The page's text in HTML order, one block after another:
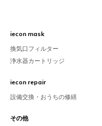
iecon mask
換気口フィルター
浄水器カートリッジ
iecon repair
設備交換・おうちの修繕
その他